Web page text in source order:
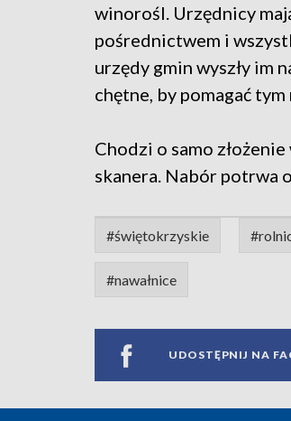
winorośl. Urzędnicy
pośrednictwem i
urzędy gmin wyszły im
chętne, by pomagać
Chodzi o samo
skanera. Nabór potrwa
#świętokrzyskie
#nawałnice
UDOSTĘPNIJ NA